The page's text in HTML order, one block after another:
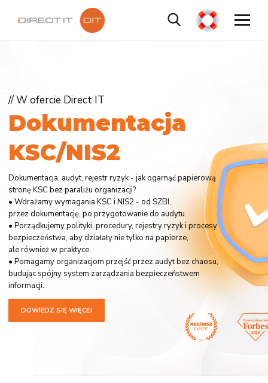
Dokumentacja
KSC/NIS2
Dokumentacja, audyt, rejestr ryzyk - jak ogarnąć papierową
stronę KSC bez paraliżu organizacji?
• Wdrażamy wymagania KSC i NIS2 - od SZBI,
przez dokumentację, po przygotowanie do audytu.
• Porządkujemy polityki, procedury, rejestry ryzyk i procesy
bezpieczeństwa, aby działały nie tylko na papierze,
ale również w praktyce.
• Pomagamy organizacjom przejść przez audyt bez chaosu,
budując spójny system zarządzania bezpieczeństwem
informacji.
// W ofercie Direct IT
DOWIEDZ SIĘ WIĘCEJ